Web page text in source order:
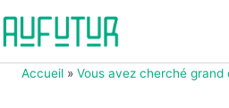
Accueil » Vous avez cherché grand